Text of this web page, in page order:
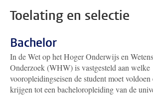
Toelating en selectie
Bachelor
In de Wet op het Hoger Onderwijs en
Onderzoek (WHW) is vastgesteld aan welke
vooropleidingseisen de student moet voldoen
krijgen tot een bacheloropleiding van de